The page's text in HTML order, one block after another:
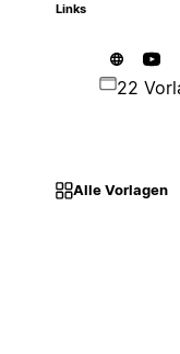
Links
22
Alle Vorlagen